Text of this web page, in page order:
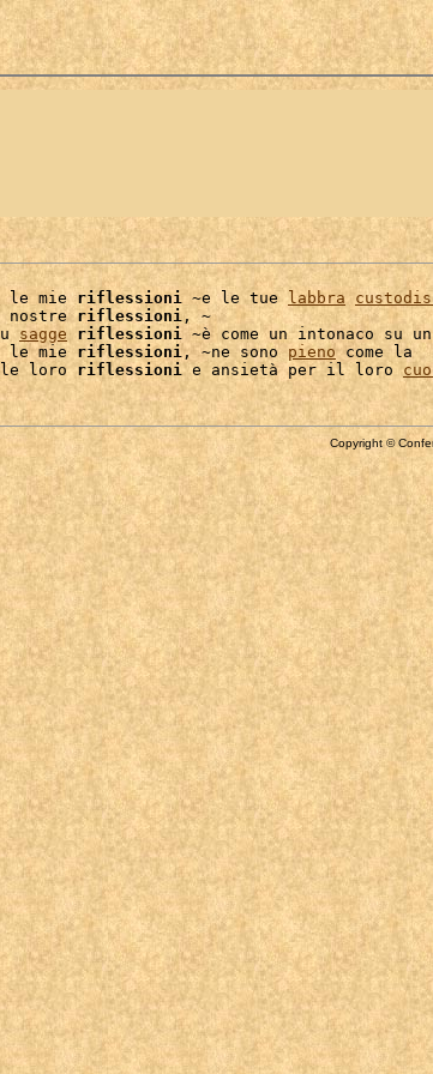
le mie riflessioni ~e le tue labbra
nostre riflessioni , ~
sagge riflessioni ~è come un intonaco su un
le mie riflessioni, ~ne sono pieno come la
loro riflessioni e ansietà per il loro
Copyright ©